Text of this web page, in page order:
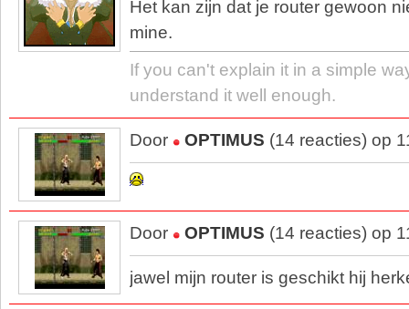
Het kan zijn dat je router gewoon
mine.
If you can't explain it in a simple
understand it well enough.
Door OPTIMUS (14 reacties) op
Door OPTIMUS (14 reacties) op
jawel mijn router is geschikt hij